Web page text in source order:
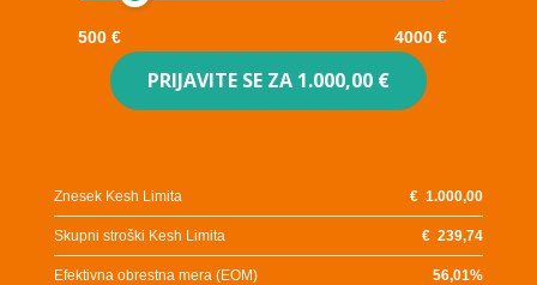
500 € 4000 €
PRIJAVITE SE ZA 1.000,00 €
Znesek Kesh Limita €1.000,00
Skupni stroški Kesh Limita €239,74
Efektivna obrestna mera (EOM) 56,01%